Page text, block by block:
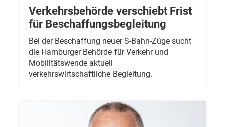
Verkehrsbehörde verschiebt Frist
für Beschaffungsbegleitung
Bei der Beschaffung neuer S-Bahn-Züge sucht
die Hamburger Behörde für Verkehr und
Mobilitätswende aktuell
verkehrswirtschaftliche Begleitung.